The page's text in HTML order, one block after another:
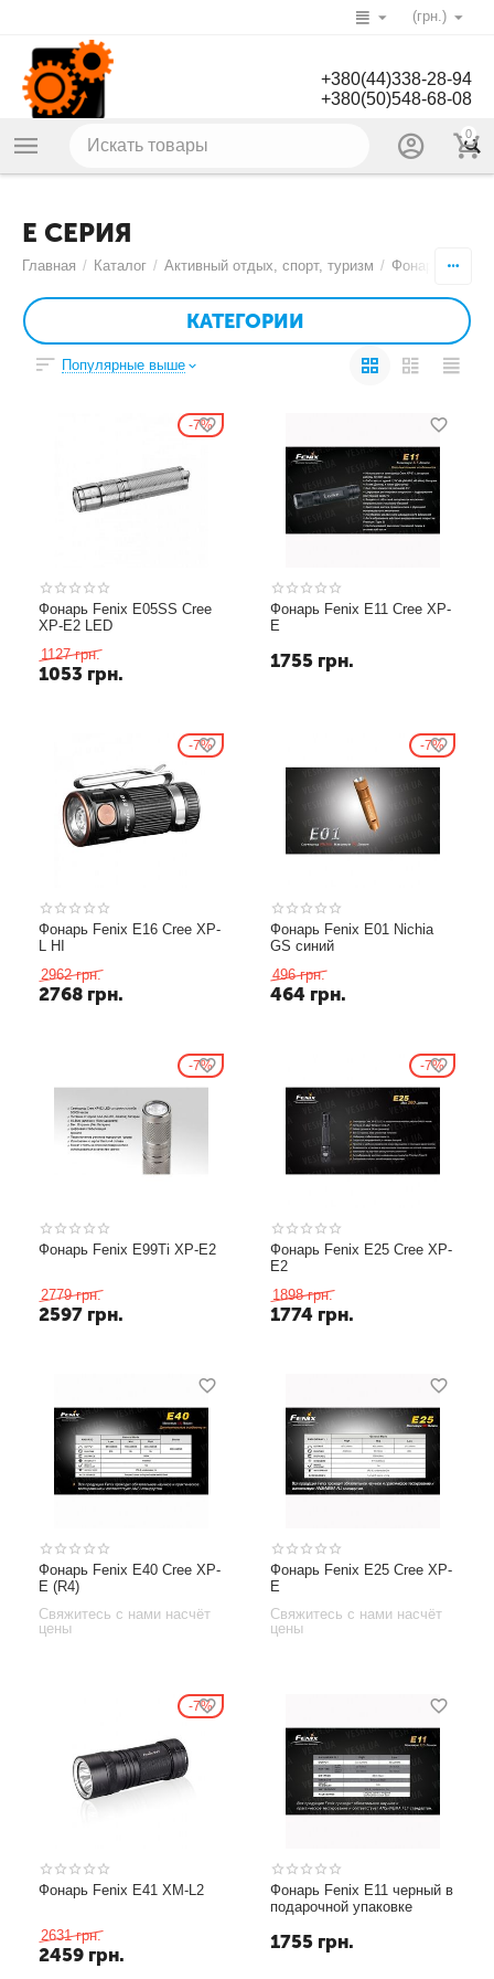
(грн.)
+380(44)338-28-94
+380(50)548-68-08
0
E СЕРИЯ
Главная / Каталог / Активный отдых, спорт, туризм / Фонари /
КАТЕГОРИИ
Популярные выше
7%
Фонарь Fenix E05SS Cree
XP-E2 LED
1127 грн.
1053 грн.
Фонарь Fenix E11 Cree XP-
E
1755 грн.
7%
Фонарь Fenix E16 Cree XP-
L HI
2962 грн.
2768 грн.
7%
Фонарь Fenix E01 Nichia
GS синий
496 грн.
464 грн.
7%
Фонарь Fenix E99Ti XP-E2
2779 грн.
2597 грн.
7%
Фонарь Fenix E25 Cree XP-
E2
1898 грн.
1774 грн.
Фонарь Fenix E40 Cree XP-
E (R4)
Свяжитесь с нами насчёт
цены
Фонарь Fenix E25 Cree XP-
E
Свяжитесь с нами насчёт
цены
7%
Фонарь Fenix E41 XM-L2
2631 грн.
2459 грн.
Фонарь Fenix E11 черный в
подарочной упаковке
1755 грн.